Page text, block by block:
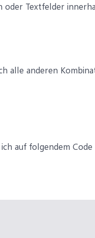
Textfelder
alle anderen
auf folgendem